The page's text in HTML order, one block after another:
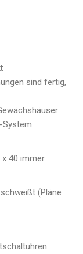
sind fertig,
System
40 immer
(Pläne